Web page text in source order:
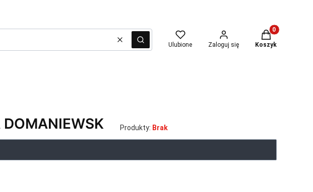
WyczyśćSzukaj Ulubione Zaloguj się
Produkty w
Koszyk
DOMANIEWSK Produkty: Brak